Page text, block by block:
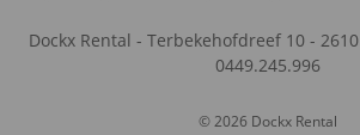
Dockx Rental - Terbekehofdreef 10 - 2610
0449.245.996
© 2026 Dockx Rental